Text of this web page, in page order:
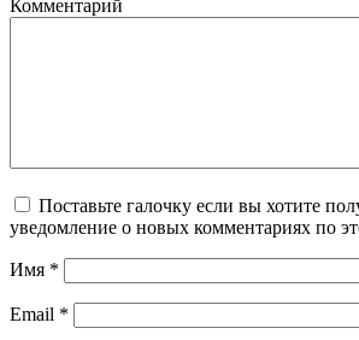
Комментарий
Поставьте галочку если вы хотите
уведомление о новых комментариях по
Имя *
Email *